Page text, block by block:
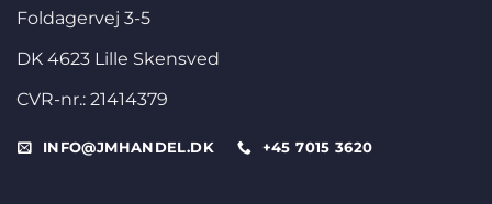
Foldagervej 3-5
DK 4623 Lille Skensved
CVR-nr.: 21414379
INFO@JMHANDEL.DK +45 7015 3620